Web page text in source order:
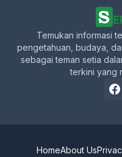
Temukan informasi
pengetahuan, budaya,
sebagai teman setia
terkini yang
HomeAbout Us